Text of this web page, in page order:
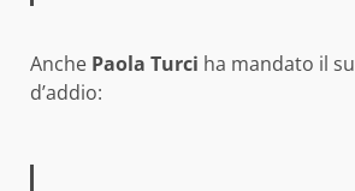
Anche Paola Turci ha mandato il
d’addio: